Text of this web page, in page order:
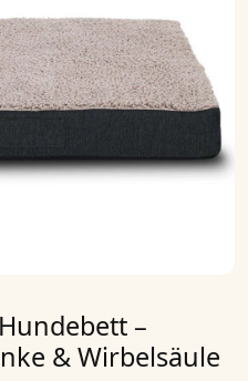
–
& Wirbelsäule